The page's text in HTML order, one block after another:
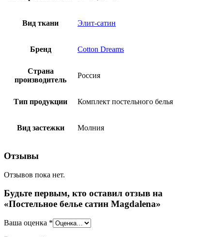
Вид ткани Элит-сатин
Бренд Cotton Dreams
Страна
производитель
Россия
Тип продукции Комплект постельного белья
Вид застежки Молния
Отзывы
Отзывов пока нет.
Будьте первым, кто оставил отзыв на
«Постельное белье сатин Magdalena»
Ваша оценка *